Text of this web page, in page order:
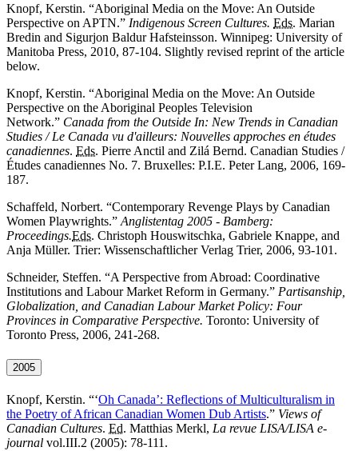
Knopf, Kerstin. “Aboriginal Media on the Move: An Outside
Perspective on APTN.” Indigenous Screen Cultures. Eds. Marian
Bredin and Sigurjon Baldur Hafsteinsson. Winnipeg: University of
Manitoba Press, 2010, 87-104. Slightly revised reprint of the article
below.
Knopf, Kerstin. “Aboriginal Media on the Move: An Outside
Perspective on the Aboriginal Peoples Television
Network.” Canada from the Outside In: New Trends in Canadian
Studies /Le Canada vu d'ailleurs: Nouvelles approches en études
canadiennes. Eds. Pierre Anctil and Zilá Bernd. Canadian Studies /
Études canadiennes No. 7. Bruxelles: P.I.E. Peter Lang, 2006, 169-
187.
Schaffeld, Norbert. “Contemporary Revenge Plays by Canadian
Women Playwrights.” Anglistentag 2005 - Bamberg:
Proceedings.Eds. Christoph Houswitschka, Gabriele Knappe, and
Anja Müller. Trier: Wissenschaftlicher Verlag Trier, 2006, 93-101.
Schneider, Steffen. “A Perspective from Abroad: Coordinative
Institutions and Labour Market Reform in Germany.” Partisanship,
Globalization, and Canadian Labour Market Policy: Four
Provinces in Comparative Perspective. Toronto: University of
Toronto Press, 2006, 241-268.
2005
Knopf, Kerstin. “‘Oh Canada’: Reflections of Multiculturalism in
the Poetry of African Canadian Women Dub Artists.” Views of
Canadian Cultures. Ed. Matthias Merkl, La revue LISA/LISA e-
journal vol.III.2 (2005): 78-111.